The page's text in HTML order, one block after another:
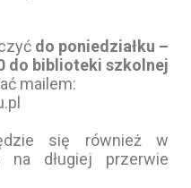
do poniedziałku –
do biblioteki szkolnej
mailem:
się również w
na długiej przerwie